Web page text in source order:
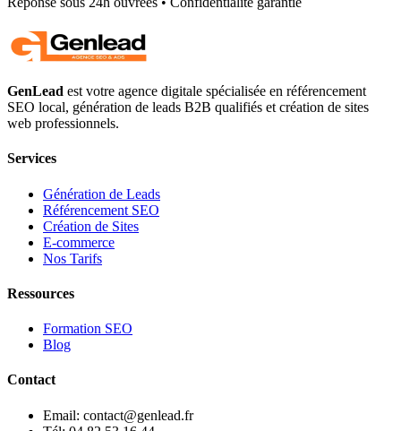
GenLead est votre agence digitale spécialisée en référencement
SEO local, génération de leads B2B qualifiés et création de sites
web professionnels.
Services
Génération de Leads
Référencement SEO
Création de Sites
E-commerce
Nos Tarifs
Ressources
Formation SEO
Blog
Contact
Email: contact@genlead.fr